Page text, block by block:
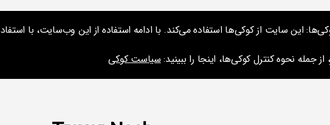
دیگر
ارائه‌ها و
این سایت از کوکی‌ها استفاده می‌کند. با ادامه استفاده از این وب‌سایت، با
از جمله نحوه کنترل کوکی‌ها، اینجا را ببینید:سیاست کوکی